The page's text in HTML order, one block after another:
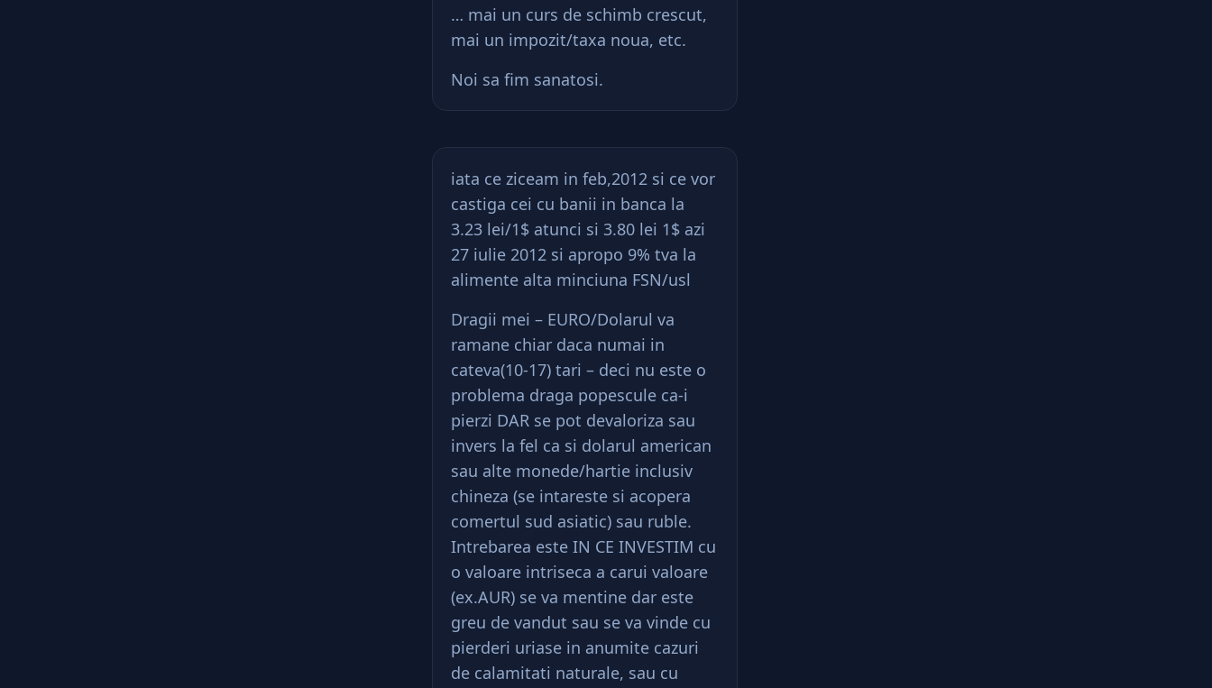
… mai un curs de schimb crescut,
mai un impozit/taxa noua, etc.
Noi sa fim sanatosi.
iata ce ziceam in feb,2012 si ce vor
castiga cei cu banii in banca la
3.23 lei/1$ atunci si 3.80 lei 1$ azi
27 iulie 2012 si apropo 9% tva la
alimente alta minciuna FSN/usl
Dragii mei – EURO/Dolarul va
ramane chiar daca numai in
cateva(10-17) tari – deci nu este o
problema draga popescule ca-i
pierzi DAR se pot devaloriza sau
invers la fel ca si dolarul american
sau alte monede/hartie inclusiv
chineza (se intareste si acopera
comertul sud asiatic) sau ruble.
Intrebarea este IN CE INVESTIM cu
o valoare intriseca a carui valoare
(ex.AUR) se va mentine dar este
greu de vandut sau se va vinde cu
pierderi uriase in anumite cazuri
de calamitati naturale, sau cu